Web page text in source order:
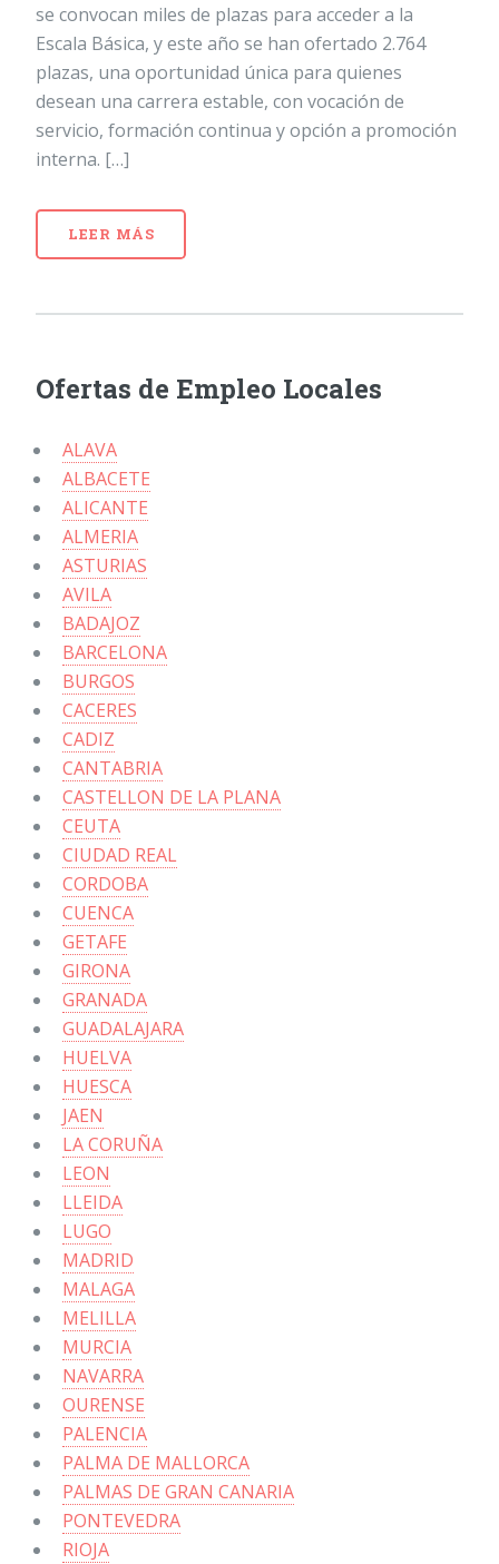
se convocan miles de plazas para acceder a la
Escala Básica, y este año se han ofertado 2.764
plazas, una oportunidad única para quienes
desean una carrera estable, con vocación de
servicio, formación continua y opción a promoción
interna. […]
LEER MÁS
Ofertas de Empleo Locales
ALAVA
ALBACETE
ALICANTE
ALMERIA
ASTURIAS
AVILA
BADAJOZ
BARCELONA
BURGOS
CACERES
CADIZ
CANTABRIA
CASTELLON DE LA PLANA
CEUTA
CIUDAD REAL
CORDOBA
CUENCA
GETAFE
GIRONA
GRANADA
GUADALAJARA
HUELVA
HUESCA
JAEN
LA CORUÑA
LEON
LLEIDA
LUGO
MADRID
MALAGA
MELILLA
MURCIA
NAVARRA
OURENSE
PALENCIA
PALMA DE MALLORCA
PALMAS DE GRAN CANARIA
PONTEVEDRA
RIOJA